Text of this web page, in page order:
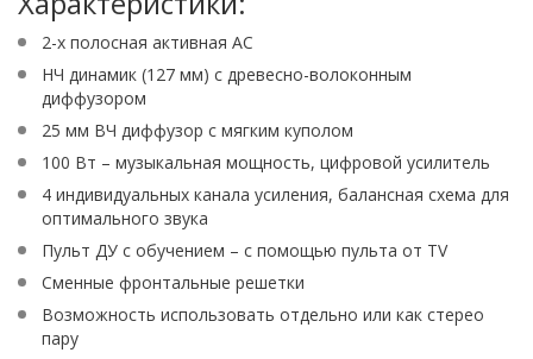
2-х полосная активная АС
НЧ динамик (127 мм) с древесно-волоконным
диффузором
25 мм ВЧ диффузор с мягким куполом
100 Вт – музыкальная мощность, цифровой усилитель
4 индивидуальных канала усиления, балансная схема для
оптимального звука
Пульт ДУ с обучением – с помощью пульта от TV
Сменные фронтальные решетки
Возможность использовать отдельно или как стерео
пару